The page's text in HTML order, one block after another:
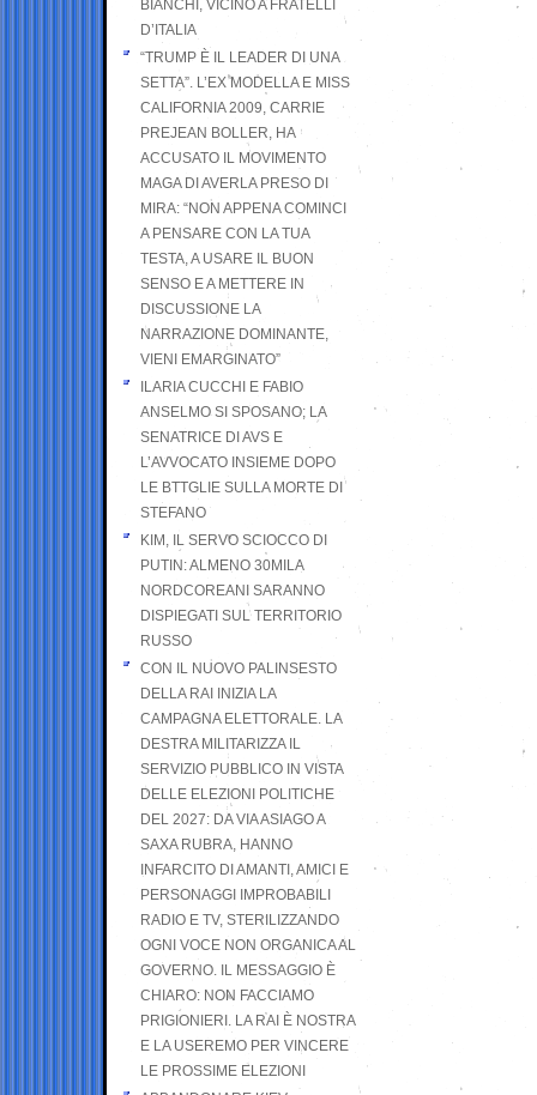
BIANCHI, VICINO A FRATELLI
D’ITALIA
“TRUMP È IL LEADER DI UNA
SETTA”. L’EX MODELLA E MISS
CALIFORNIA 2009, CARRIE
PREJEAN BOLLER, HA
ACCUSATO IL MOVIMENTO
MAGA DI AVERLA PRESO DI
MIRA: “NON APPENA COMINCI
A PENSARE CON LA TUA
TESTA, A USARE IL BUON
SENSO E A METTERE IN
DISCUSSIONE LA
NARRAZIONE DOMINANTE,
VIENI EMARGINATO”
ILARIA CUCCHI E FABIO
ANSELMO SI SPOSANO; LA
SENATRICE DI AVS E
L’AVVOCATO INSIEME DOPO
LE BTTGLIE SULLA MORTE DI
STEFANO
KIM, IL SERVO SCIOCCO DI
PUTIN: ALMENO 30MILA
NORDCOREANI SARANNO
DISPIEGATI SUL TERRITORIO
RUSSO
CON IL NUOVO PALINSESTO
DELLA RAI INIZIA LA
CAMPAGNA ELETTORALE. LA
DESTRA MILITARIZZA IL
SERVIZIO PUBBLICO IN VISTA
DELLE ELEZIONI POLITICHE
DEL 2027: DA VIA ASIAGO A
SAXA RUBRA, HANNO
INFARCITO DI AMANTI, AMICI E
PERSONAGGI IMPROBABILI
RADIO E TV, STERILIZZANDO
OGNI VOCE NON ORGANICA AL
GOVERNO. IL MESSAGGIO È
CHIARO: NON FACCIAMO
PRIGIONIERI. LA RAI È NOSTRA
E LA USEREMO PER VINCERE
LE PROSSIME ELEZIONI